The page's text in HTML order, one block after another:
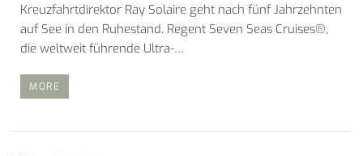
Kreuzfahrtdirektor Ray Solaire geht nach fünf Jahrzehnten
auf See in den Ruhestand. Regent Seven Seas Cruises®,
die weltweit führende Ultra-…
MORE